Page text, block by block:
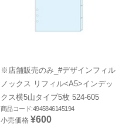
※店舗販売のみ_#デザインフィル
ノックス リフィル<A5>インデッ
クス横5山タイプ5枚 524-605
商品コード:4945846145194
小売価格 ¥600